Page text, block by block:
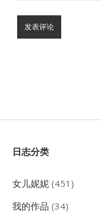
Sidebar
日志分类
女儿妮妮 (451)
我的作品 (34)